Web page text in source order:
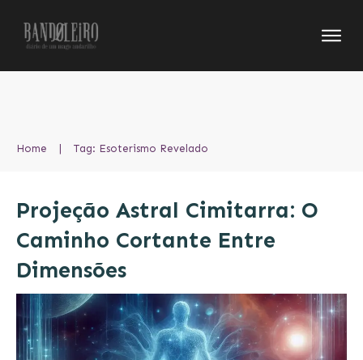
Home | Tag: Esoterismo Revelado
Projeção Astral Cimitarra: O
Caminho Cortante Entre
Dimensões